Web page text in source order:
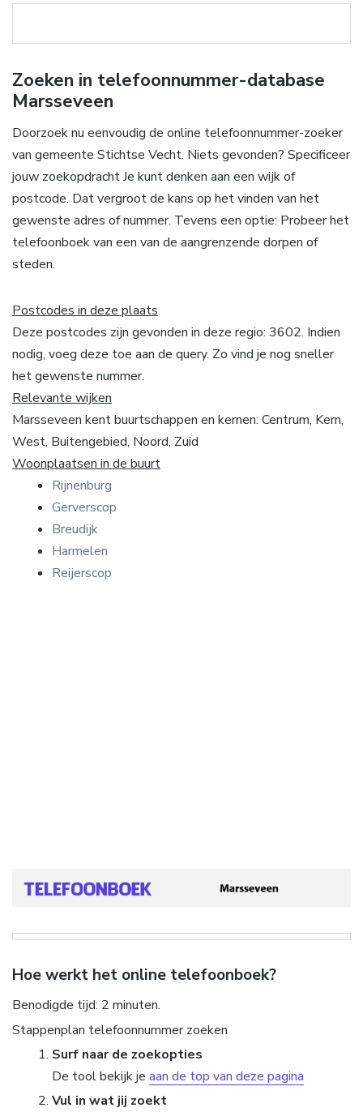
Zoeken in telefoonnummer-database
Marsseveen
Doorzoek nu eenvoudig de online telefoonnummer-zoeker
van gemeente Stichtse Vecht. Niets gevonden? Specificeer
jouw zoekopdracht Je kunt denken aan een wijk of
postcode. Dat vergroot de kans op het vinden van het
gewenste adres of nummer. Tevens een optie: Probeer het
telefoonboek van een van de aangrenzende dorpen of
steden.
Postcodes in deze plaats
Deze postcodes zijn gevonden in deze regio: 3602. Indien
nodig, voeg deze toe aan de query. Zo vind je nog sneller
het gewenste nummer.
Relevante wijken
Marsseveen kent buurtschappen en kernen: Centrum, Kern,
West, Buitengebied, Noord, Zuid
Woonplaatsen in de buurt
Rijnenburg
Gerverscop
Breudijk
Harmelen
Reijerscop
Hoe werkt het online telefoonboek?
Benodigde tijd: 2 minuten.
Stappenplan telefoonnummer zoeken
Surf naar de zoekopties
De tool bekijk je aan de top van deze pagina
Vul in wat jij zoekt